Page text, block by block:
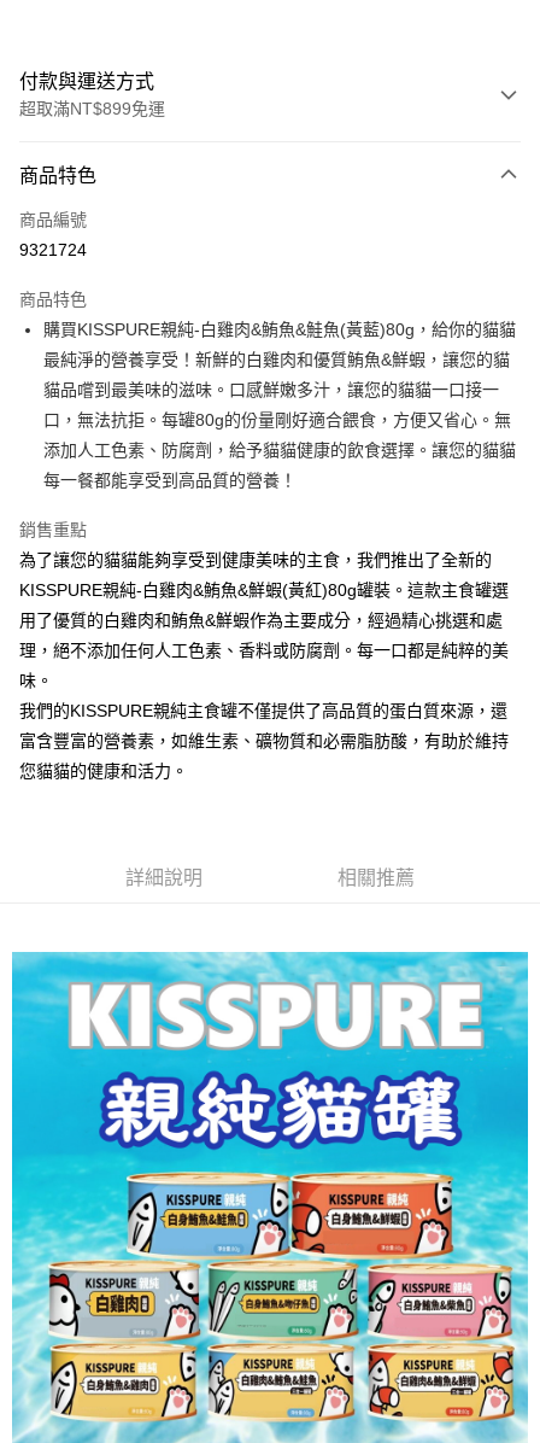
付款與運送方式
超取滿NT$899免運
信用卡一次付款
超商取貨付款
Apple Pay
街口支付
悠遊付
ATM付款
全家取貨付款
每筆NT$60，滿NT$899(含以上)免運費
7-11取貨付款
宅配
每筆NT$100，滿NT$899(含以上)免運費
商品特色
商品編號
9321724
商品特色
購買KISSPURE親純-白雞肉&鮪魚&鮭魚(黃藍)80g，給你的貓貓
最純淨的營養享受！新鮮的白雞肉和優質鮪魚&鮮蝦，讓您的貓
貓品嚐到最美味的滋味。口感鮮嫩多汁，讓您的貓貓一口接一
口，無法抗拒。每罐80g的份量剛好適合餵食，方便又省心。無
添加人工色素、防腐劑，給予貓貓健康的飲食選擇。讓您的貓貓
每一餐都能享受到高品質的營養！
銷售重點
為了讓您的貓貓能夠享受到健康美味的主食，我們推出了全新的
KISSPURE親純-白雞肉&鮪魚&鮮蝦(黃紅)80g罐裝。這款主食罐選
用了優質的白雞肉和鮪魚&鮮蝦作為主要成分，經過精心挑選和處
理，絕不添加任何人工色素、香料或防腐劑。每一口都是純粹的美
味。
我們的KISSPURE親純主食罐不僅提供了高品質的蛋白質來源，還
富含豐富的營養素，如維生素、礦物質和必需脂肪酸，有助於維持
您貓貓的健康和活力。
詳細說明 相關推薦